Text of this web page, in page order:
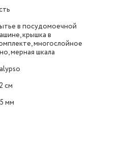
в посудомоечной
крышка в
многослойное
мерная шкала
см
мм